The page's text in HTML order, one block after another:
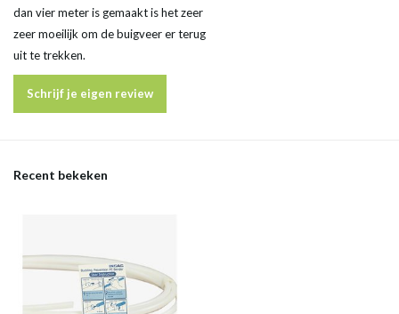
dan vier meter is gemaakt is het zeer
zeer moeilijk om de buigveer er terug
uit te trekken.
Schrijf je eigen review
Recent bekeken